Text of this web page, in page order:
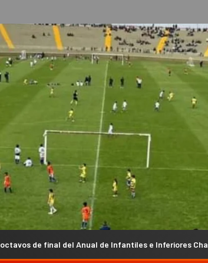
de Infantiles e Inferiores Chacarero